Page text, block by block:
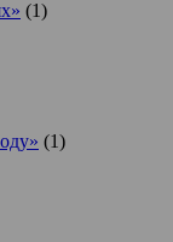
(1)
(1)